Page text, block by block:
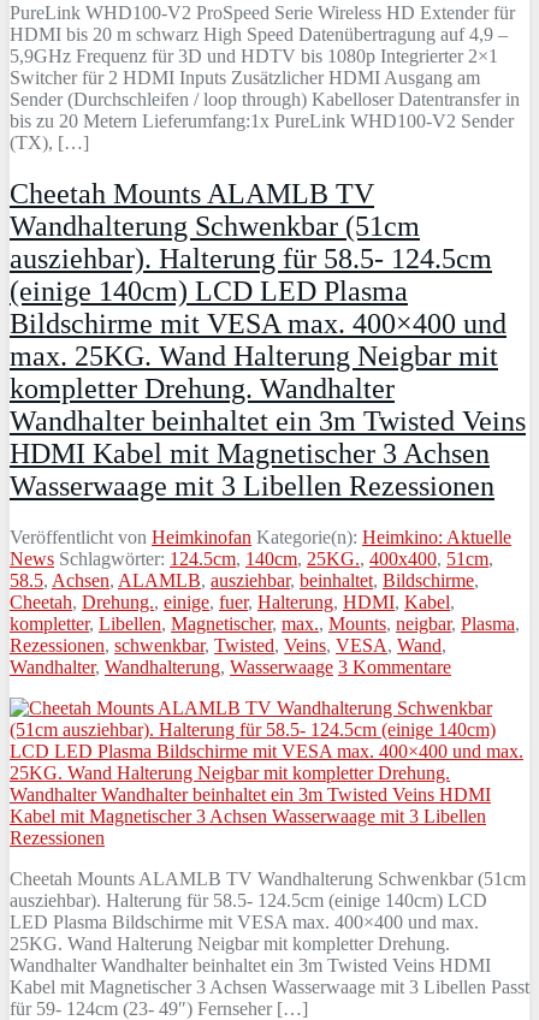
PureLink WHD100-V2 ProSpeed Serie Wireless HD Extender für
HDMI bis 20 m schwarz High Speed Datenübertragung auf 4,9 –
5,9GHz Frequenz für 3D und HDTV bis 1080p Integrierter 2×1
Switcher für 2 HDMI Inputs Zusätzlicher HDMI Ausgang am
Sender (Durchschleifen / loop through) Kabelloser Datentransfer in
bis zu 20 Metern Lieferumfang:1x PureLink WHD100-V2 Sender
(TX), […]
Cheetah Mounts ALAMLB TV
Wandhalterung Schwenkbar (51cm
ausziehbar). Halterung für 58.5- 124.5cm
(einige 140cm) LCD LED Plasma
Bildschirme mit VESA max. 400×400 und
max. 25KG. Wand Halterung Neigbar mit
kompletter Drehung. Wandhalter
Wandhalter beinhaltet ein 3m Twisted Veins
HDMI Kabel mit Magnetischer 3 Achsen
Wasserwaage mit 3 Libellen Rezessionen
Veröffentlicht von Heimkinofan Kategorie(n): Heimkino: Aktuelle
News Schlagwörter: 124.5cm, 140cm, 25KG., 400x400, 51cm,
58.5, Achsen, ALAMLB, ausziehbar, beinhaltet, Bildschirme,
Cheetah, Drehung., einige, fuer, Halterung, HDMI, Kabel,
kompletter, Libellen, Magnetischer, max., Mounts, neigbar, Plasma,
Rezessionen, schwenkbar, Twisted, Veins, VESA, Wand,
Wandhalter, Wandhalterung, Wasserwaage 3 Kommentare
Cheetah Mounts ALAMLB TV Wandhalterung Schwenkbar (51cm
ausziehbar). Halterung für 58.5- 124.5cm (einige 140cm) LCD
LED Plasma Bildschirme mit VESA max. 400×400 und max.
25KG. Wand Halterung Neigbar mit kompletter Drehung.
Wandhalter Wandhalter beinhaltet ein 3m Twisted Veins HDMI
Kabel mit Magnetischer 3 Achsen Wasserwaage mit 3 Libellen Passt
für 59- 124cm (23- 49″) Fernseher […]